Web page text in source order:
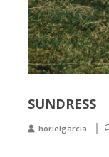
SUNDRESS
horielgarcia